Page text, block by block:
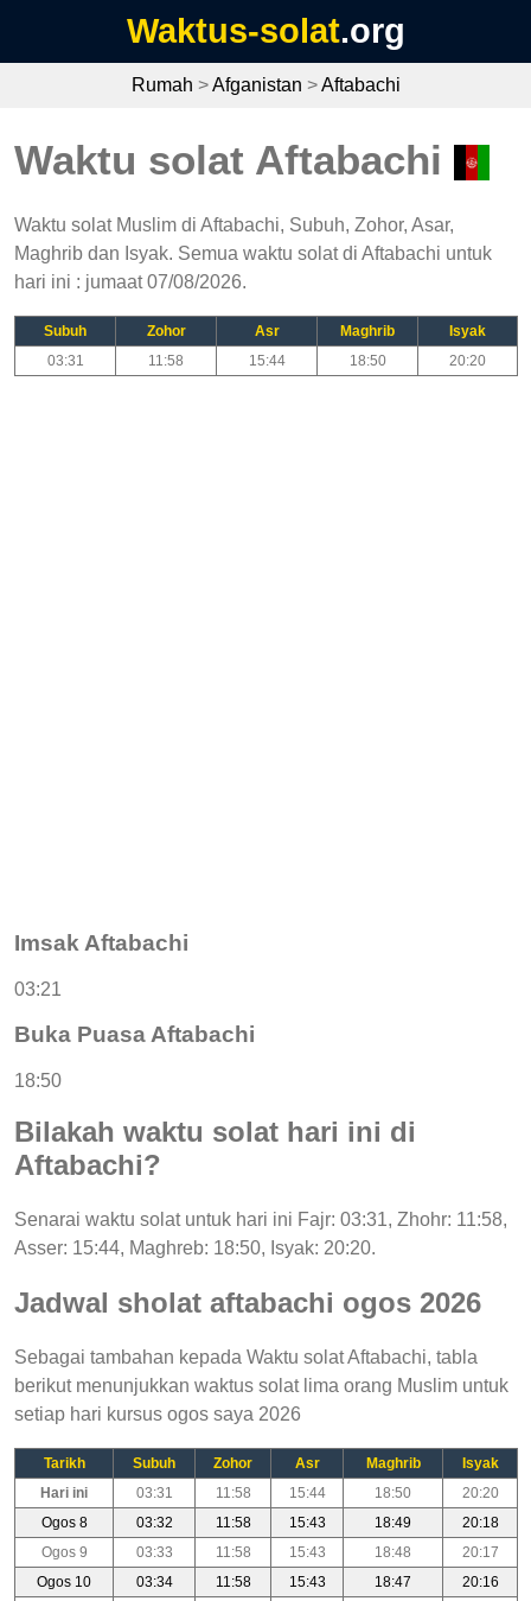
Waktus-solat.org
Rumah >Afganistan >Aftabachi
Waktu solat Aftabachi
Waktu solat Muslim di Aftabachi, Subuh, Zohor, Asar,
Maghrib dan Isyak. Semua waktu solat di Aftabachi untuk
hari ini : jumaat 07/08/2026.
Subuh Zohor Asr Maghrib
Isyak
03:31
11:58 15:44 18:50 20:20
Imsak Aftabachi
03:21
Buka Puasa Aftabachi
18:50
Bilakah waktu solat hari ini di
Aftabachi?
Senarai waktu solat untuk hari ini Fajr: 03:31, Zhohr: 11:58,
Asser: 15:44, Maghreb: 18:50, Isyak: 20:20.
Jadwal sholat aftabachi ogos 2026
Sebagai tambahan kepada Waktu solat Aftabachi, tabla
berikut menunjukkan waktus solat lima orang Muslim untuk
setiap hari kursus ogos saya 2026
Tarikh Subuh Zohor Asr Maghrib
Isyak
Hari ini
03:31 11:58 15:44 18:50
20:20
Ogos 8
03:32 11:58 15:43 18:49
20:18
Ogos 9
03:33 11:58 15:43 18:48
20:17
Ogos 10
03:34 11:58 15:43 18:47
20:16